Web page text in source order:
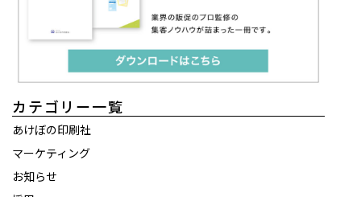
カテゴリー一覧
あけぼの印刷社
マーケティング
お知らせ